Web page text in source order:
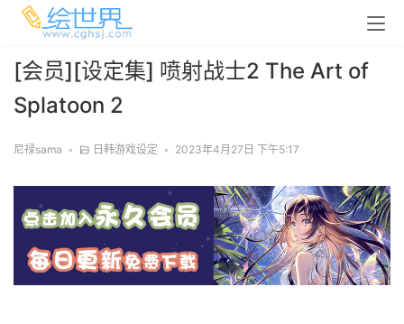
[会员][设定集] 喷射战士2 The Art of
Splatoon 2
尼禄sama • 日韩游戏设定 • 2023年4月27日 下午5:17